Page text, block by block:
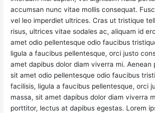
accumsan nunc vitae mollis consequat.
vel leo imperdiet ultrices. Cras ut tristique
risus, ultrices vitae sodales ac, aliquam id
amet odio pellentesque odio faucibus
ligula a faucibus pellentesque, orci justo
amet dapibus dolor diam viverra mi. Aenean
sit amet odio pellentesque odio faucibus
facilisis, ligula a faucibus pellentesque, orci
massa, sit amet dapibus dolor diam viverra
porttitor, lectus at dapibus egestas. Lorem